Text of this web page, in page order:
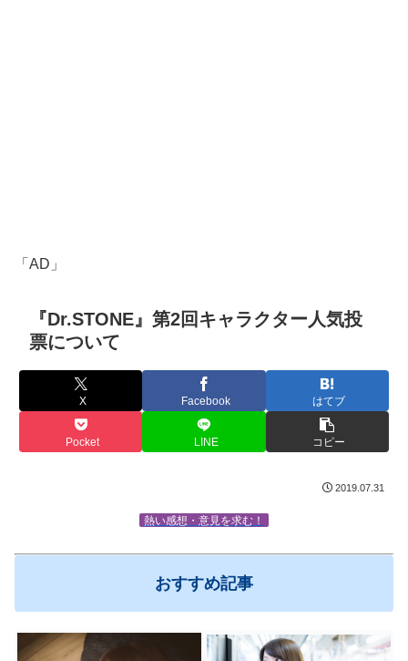
「AD」
『Dr.STONE』第2回キャラクター人気投
票について
X Facebook はてブ
Pocket LINE コピー
2019.07.31
熱い感想・意見を求む！
おすすめ記事